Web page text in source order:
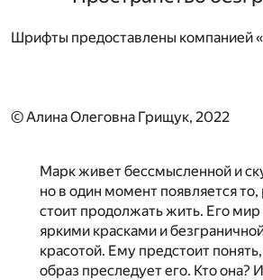
Шрифты предоставлены компанией
© Алина Олеговна Грищук, 2022
Марк живет бессмысленной и
но в один момент появляется
стоит продолжать жить. Его мир
яркими красками и
красотой. Ему предстоит
образ преследует его. Кто она?